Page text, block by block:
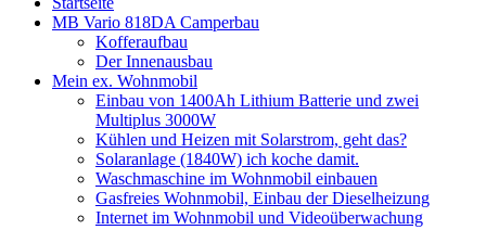
MB Vario 818DA Camperbau
Kofferaufbau
Der Innenausbau
Mein ex. Wohnmobil
Einbau von 1400Ah Lithium Batterie und zwei
Multiplus 3000W
Kühlen und Heizen mit Solarstrom, geht das?
Solaranlage (1840W) ich koche damit.
Waschmaschine im Wohnmobil einbauen
Gasfreies Wohnmobil, Einbau der Dieselheizung
Internet im Wohnmobil und Videoüberwachung